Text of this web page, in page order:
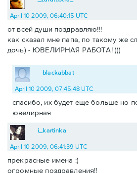
April 10 2009, 06:40:15 UTC
от всей души поздравляю!!!
как сказал мне папа, по такому же
дочь) - ЮВЕЛИРНАЯ РАБОТА! )))
blackabbat
April 10 2009, 07:45:48 UTC
спасибо, их будет еще больше но
ювелирная
i_kartinka
April 10 2009, 06:41:39 UTC
прекрасные имена :)
огромные поздравления!!